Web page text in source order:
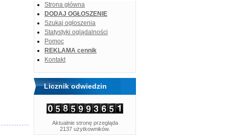
Strona główna
DODAJ OGŁOSZENIE
Szukaj ogłoszenia
Statystyki oglądalności
Pomoc
REKLAMA cennik
Kontakt
Licznik odwiedzin
Aktualnie stronę przegląda
2137 użytkowników.